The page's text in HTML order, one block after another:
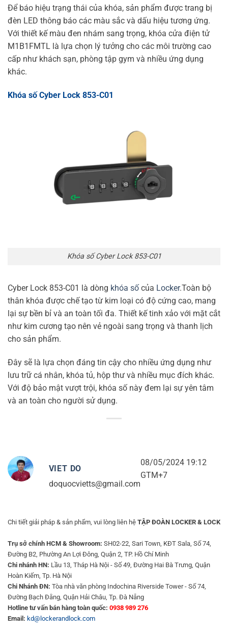
Để báo hiệu trạng thái của khóa, sản phẩm được trang bị
đèn LED thông báo các màu sắc và dấu hiệu tương ứng.
Với thiết kế màu đen nhám sang trọng, khóa cửa điện tử
M1B1FMTL là lựa chọn lý tưởng cho các môi trường cao
cấp như khách sạn, phòng tập gym và nhiều ứng dụng
khác.
Khóa số Cyber Lock 853-C01
Khóa số Cyber Lock 853-C01
Cyber Lock 853-C01 là dòng khóa sốcủa Locker.Toàn bộ
thân khóa được chế tạo từ kim loại có độ cứng cao, mang
lại sự bền bỉ và an toàn tối đa. Thiết kế tinh xảo với mặt cắt
như kim cương tạo nên vẻ ngoài sang trọng và thanh lịch
cho sản phẩm.
Đây sẽ là lựa chọn đáng tin cậy cho nhiều ứng dụng như
lưu trữ cá nhân, khóa tủ, hộp thư và nhiều mục đích khác.
Với độ bảo mật vượt trội, khóa số này đem lại sự yên tâm
và an toàn cho người sử dụng.
VIET DO
doquocvietts@gmail.com
08/05/2024 19:12
GTM+7
Chi tiết giải pháp & sản phẩm, vui lòng liên hệ TẬP ĐOÀN LOCKER & LOCK
Trụ sở chính HCM & Showroom: SH02-22, Sari Town, KĐT Sala, Số 74,
Đường B2, Phường An Lợi Đông, Quận 2, TP. Hồ Chí Minh
Chi nhánh HN: Lầu 13, Tháp Hà Nội - Số 49, Đường Hai Bà Trưng, Quận
Hoàn Kiếm, Tp. Hà Nội
Chi Nhánh ĐN: Tòa nhà văn phòng Indochina Riverside Tower - Số 74,
Đường Bạch Đằng, Quận Hải Châu, Tp. Đà Nẵng
Hotline tư vấn bán hàng toàn quốc: 0938 989 276
Email: kd@lockerandlock.com